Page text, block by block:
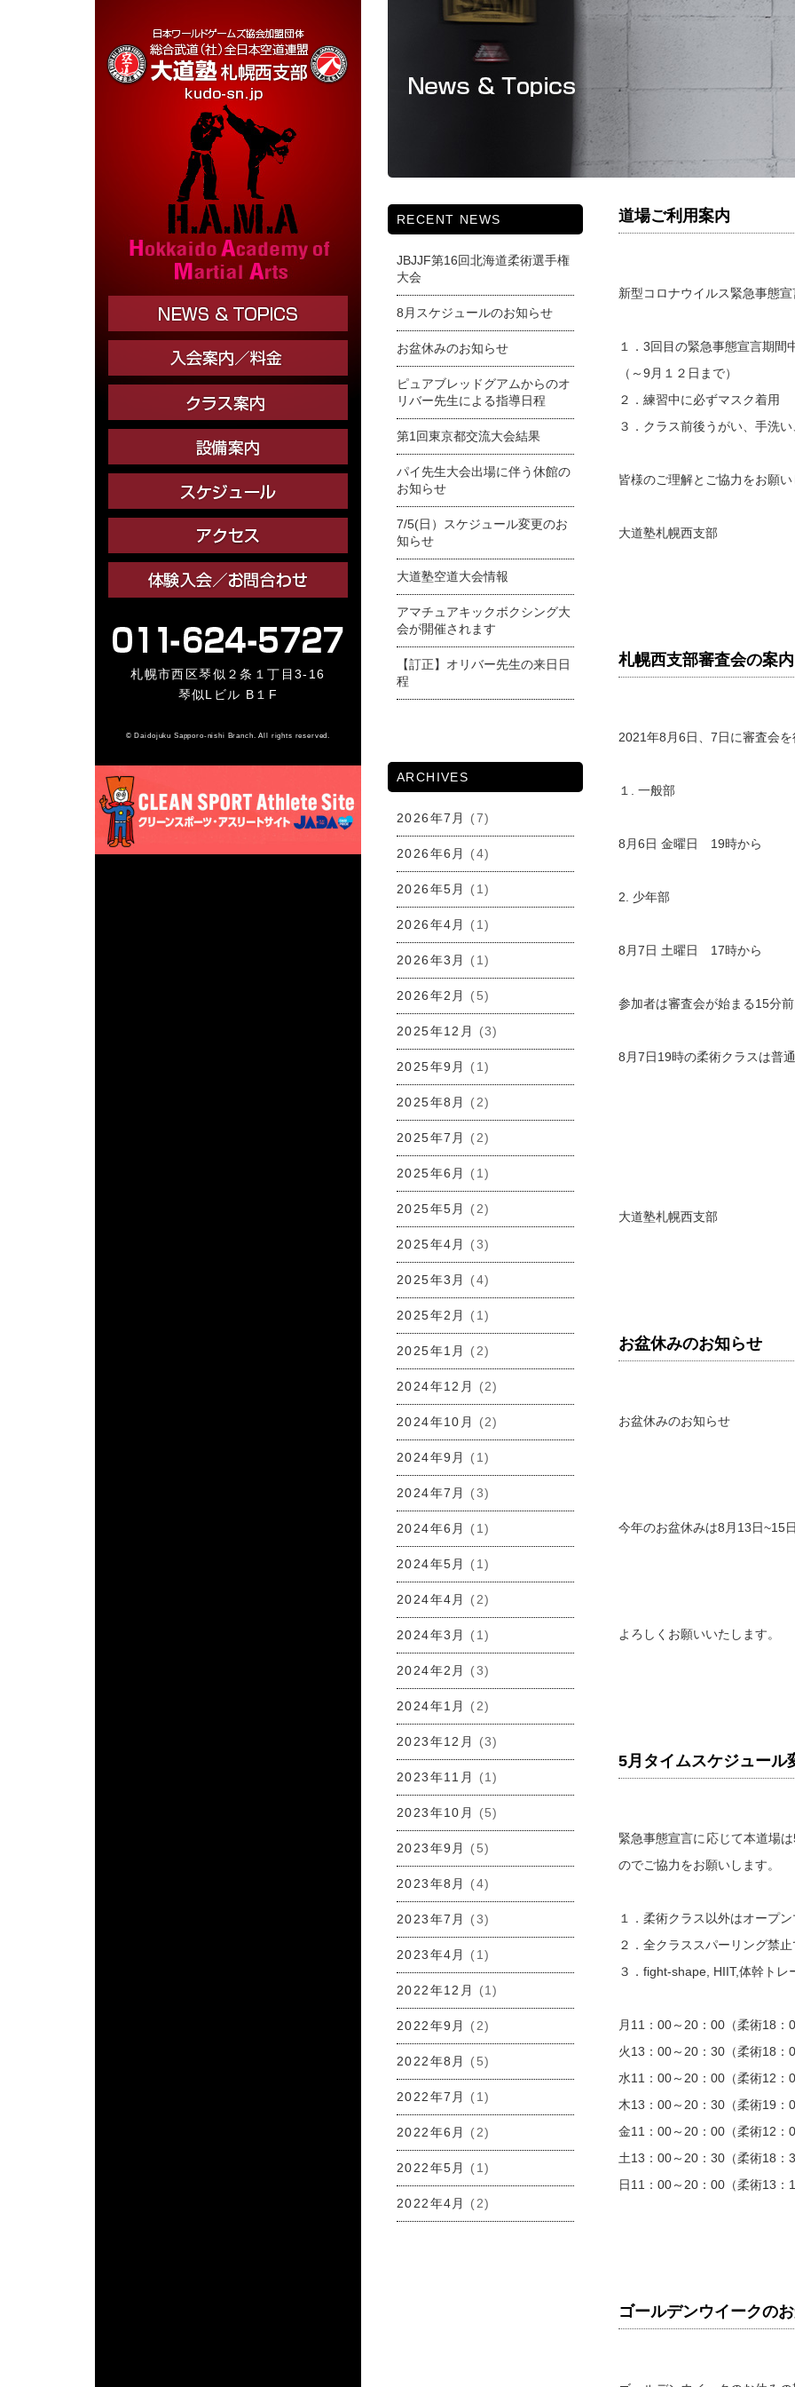
札幌市西区琴似２条１丁目3-16
琴似Lビル B１F
© Daidojuku Sapporo-nishi Branch. All rights reserved.
RECENT NEWS
JBJJF第16回北海道柔術選手権
大会
8月スケジュールのお知らせ
お盆休みのお知らせ
ピュアブレッドグアムからのオ
リバー先生による指導日程
第1回東京都交流大会結果
パイ先生大会出場に伴う休館の
お知らせ
7/5(日）スケジュール変更のお
知らせ
大道塾空道大会情報
アマチュアキックボクシング大
会が開催されます
【訂正】オリバー先生の来日日
程
ARCHIVES
2026年7月 (7)
2026年6月 (4)
2026年5月 (1)
2026年4月 (1)
2026年3月 (1)
2026年2月 (5)
2025年12月 (3)
2025年9月 (1)
2025年8月 (2)
2025年7月 (2)
2025年6月 (1)
2025年5月 (2)
2025年4月 (3)
2025年3月 (4)
2025年2月 (1)
2025年1月 (2)
2024年12月 (2)
2024年10月 (2)
2024年9月 (1)
2024年7月 (3)
2024年6月 (1)
2024年5月 (1)
2024年4月 (2)
2024年3月 (1)
2024年2月 (3)
2024年1月 (2)
2023年12月 (3)
2023年11月 (1)
2023年10月 (5)
2023年9月 (5)
2023年8月 (4)
2023年7月 (3)
2023年4月 (1)
2022年12月 (1)
2022年9月 (2)
2022年8月 (5)
2022年7月 (1)
2022年6月 (2)
2022年5月 (1)
2022年4月 (2)
道場ご利用案内
新型コロナウイルス緊急事態
１．3回目の緊急事態宣言期間
（～9月１２日まで）
２．練習中に必ずマスク着用
３．クラス前後うがい、手洗
皆様のご理解とご協力をお願い
大道塾札幌西支部
札幌西支部審査会の案内
2021年8月6日、7日に審査会を
１. 一般部
8月6日 金曜日 19時から
2. 少年部
8月7日 土曜日 17時から
参加者は審査会が始まる15分前
8月7日19時の柔術クラスは普
大道塾札幌西支部
お盆休みのお知らせ
お盆休みのお知らせ
今年のお盆休みは8月13日~15
よろしくお願いいたします。
5月タイムスケジュール
緊急事態宣言に応じて本道場
のでご協力をお願いします。
１．柔術クラス以外はオープン
２．全クラススパーリング禁止
３．fight-shape, HIIT,体幹トレ
月11：00～20：00（柔術18：
火13：00～20：30（柔術18：
水11：00～20：00（柔術12：
木13：00～20：30（柔術19：
金11：00～20：00（柔術12：
土13：00～20：30（柔術18：
日11：00～20：00（柔術13：
ゴールデンウイークの